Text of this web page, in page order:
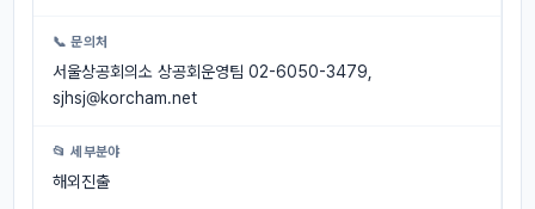
📞 문의처
서울상공회의소 상공회운영팀 02-6050-3479,
sjhsj@korcham.net
📂 세부분야
해외진출